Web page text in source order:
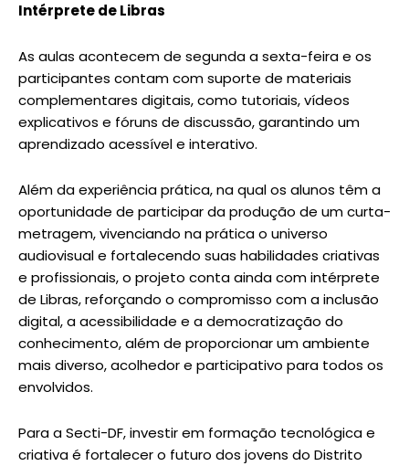
Intérprete de Libras
As aulas acontecem de segunda a sexta-feira e os
participantes contam com suporte de materiais
complementares digitais, como tutoriais, vídeos
explicativos e fóruns de discussão, garantindo um
aprendizado acessível e interativo.
Além da experiência prática, na qual os alunos têm a
oportunidade de participar da produção de um curta-
metragem, vivenciando na prática o universo
audiovisual e fortalecendo suas habilidades criativas
e profissionais, o projeto conta ainda com intérprete
de Libras, reforçando o compromisso com a inclusão
digital, a acessibilidade e a democratização do
conhecimento, além de proporcionar um ambiente
mais diverso, acolhedor e participativo para todos os
envolvidos.
Para a Secti-DF, investir em formação tecnológica e
criativa é fortalecer o futuro dos jovens do Distrito